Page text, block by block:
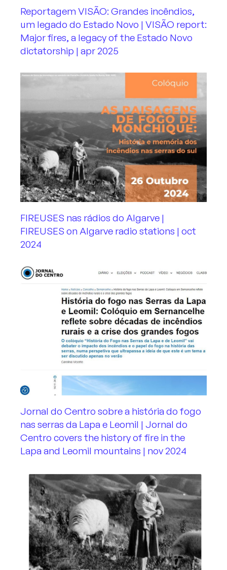
Reportagem VISÃO: Grandes incêndios,
um legado do Estado Novo | VISÃO report:
Major fires, a legacy of the Estado Novo
dictatorship | apr 2025
FIREUSES nas rádios do Algarve |
FIREUSES on Algarve radio stations | oct
2024
Jornal do Centro sobre a história do fogo
nas serras da Lapa e Leomil | Jornal do
Centro covers the history of fire in the
Lapa and Leomil mountains | nov 2024